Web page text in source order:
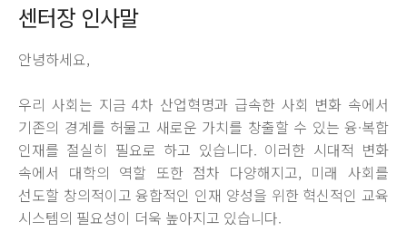
센터장 인사말
안녕하세요,
우리 사회는 지금 4차 산업혁명과 급속한 사회 변화 속에서
기존의 경계를 허물고 새로운 가치를 창출할 수 있는 융·복합
인재를 절실히 필요로 하고 있습니다. 이러한 시대적 변화
속에서 대학의 역할 또한 점차 다양해지고, 미래 사회를
선도할 창의적이고 융합적인 인재 양성을 위한 혁신적인 교육
시스템의 필요성이 더욱 높아지고 있습니다.